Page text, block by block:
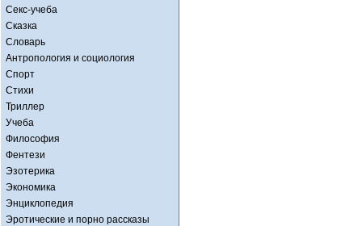
Секс-учеба
Сказка
Словарь
Антропология и социология
Спорт
Стихи
Триллер
Учеба
Философия
Фентези
Эзотерика
Экономика
Энциклопедия
Эротические и порно рассказы